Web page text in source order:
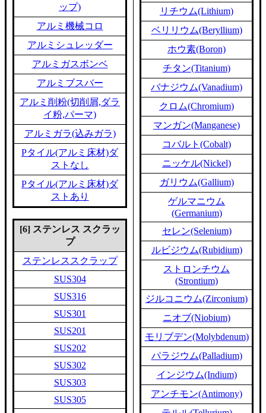
ップ)
アルミ機械コロ
アルミシュレッダー
アルミガスボンベ
アルミブスバー
アルミ削粉(切削屑,ダラ
イ粉,パーマ)
アルミガラ(込みガラ)
Pタイル(アルミ床材)ダ
ストなし
Pタイル(アルミ床材)ダ
ストあり
[6] ステンレス スクラッ
プ
ステンレススクラップ
SUS304
SUS316
SUS301
SUS201
SUS202
SUS302
SUS303
SUS305
リチウム(Lithium)
ベリリウム(Beryllium)
ホウ素(Boron)
チタン(Titanium)
バナジウム(Vanadium)
クロム(Chromium)
マンガン(Manganese)
コバルト(Cobalt)
ニッケル(Nickel)
ガリウム(Gallium)
ゲルマニウム
(Germanium)
セレン(Selenium)
ルビジウム(Rubidium)
ストロンチウム
(Strontium)
ジルコニウム(Zirconium)
ニオブ(Niobium)
モリブデン(Molybdenum)
パラジウム(Palladium)
インジウム(Indium)
アンチモン(Antimony)